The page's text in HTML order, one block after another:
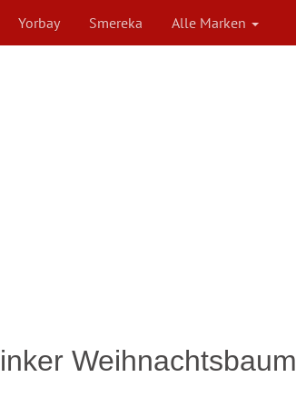
Yorbay Smereka Alle Marken